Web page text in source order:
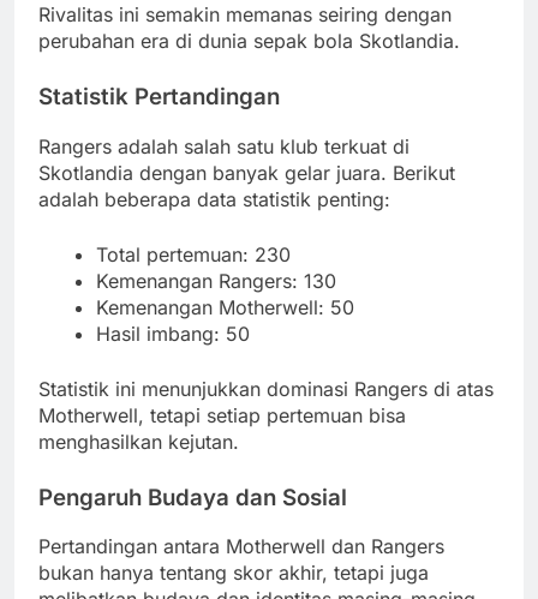
Rivalitas ini semakin memanas seiring dengan
perubahan era di dunia sepak bola Skotlandia.
Statistik Pertandingan
Rangers adalah salah satu klub terkuat di
Skotlandia dengan banyak gelar juara. Berikut
adalah beberapa data statistik penting:
Total pertemuan: 230
Kemenangan Rangers: 130
Kemenangan Motherwell: 50
Hasil imbang: 50
Statistik ini menunjukkan dominasi Rangers di atas
Motherwell, tetapi setiap pertemuan bisa
menghasilkan kejutan.
Pengaruh Budaya dan Sosial
Pertandingan antara Motherwell dan Rangers
bukan hanya tentang skor akhir, tetapi juga